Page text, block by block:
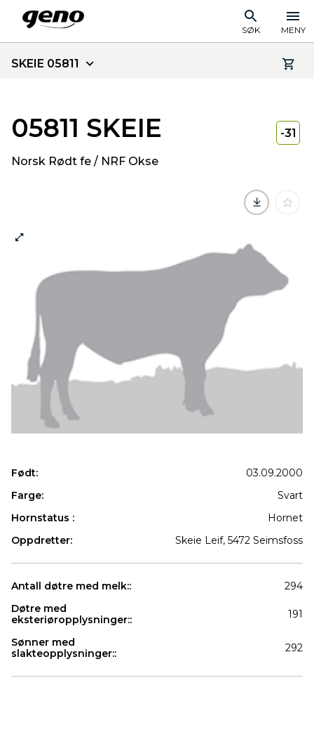
SØK MENY
SKEIE 05811
05811 SKEIE
Norsk Rødt fe / NRF Okse
-31
Født:
03.09.2000
Farge:
Svart
Hornstatus :
Hornet
Oppdretter:
Skeie Leif, 5472 Seimsfoss
Antall døtre med melk::
294
Døtre med
eksteriøropplysninger::
191
Sønner med
slakteopplysninger::
292